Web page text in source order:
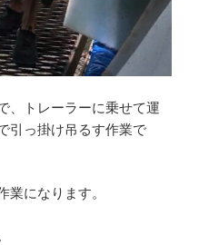
、トレーラーに乗せて運
引っ掛け吊るす作業で
業になります。